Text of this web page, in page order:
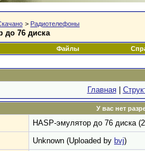
> Радиотелефоны
до 76 диска
Файлы
Главная|
У вас нет
HASP-эмулятор до 76 диска
Unknown (Uploaded by bvj)